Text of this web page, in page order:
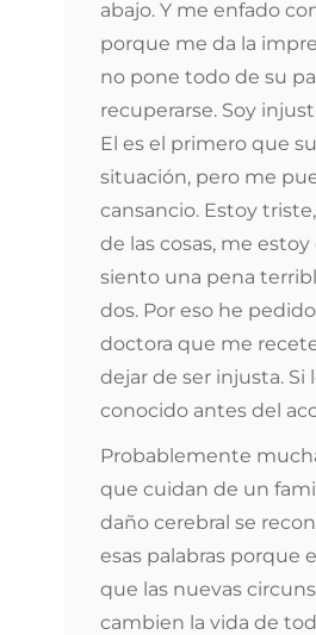
abajo. Y me enfado
porque me da la
no pone todo de su
recuperarse. Soy
El es el primero que
situación, pero me
cansancio. Estoy
de las cosas, me
siento una pena
dos. Por eso he
doctora que me
dejar de ser injusta. Si
conocido antes del
Probablemente
que cuidan de un
daño cerebral se
esas palabras porque
que las nuevas
cambien la vida de